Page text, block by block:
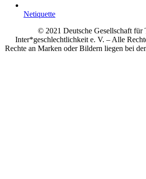
Netiquette
© 2021 Deutsche Gesellschaft für
Inter*geschlechtlichkeit e. V. – Alle
Rechte an Marken oder Bildern liegen bei